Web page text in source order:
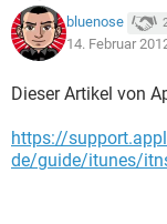
bluenose
14. Februar
Dieser Artikel von
https://
de/guide/itunes/